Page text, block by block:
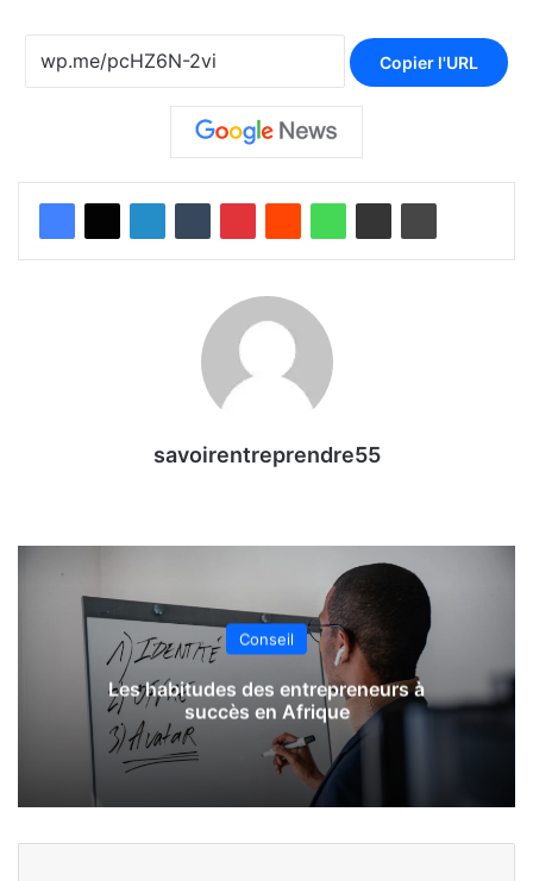
Copier l'URL
savoirentreprendre55
Conseil
Les habitudes des entrepreneurs à
succès en Afrique